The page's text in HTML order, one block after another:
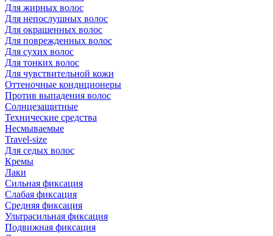
Для жирных волос
Для непослушных волос
Для окрашенных волос
Для поврежденных волос
Для сухих волос
Для тонких волос
Для чувствительной кожи
Оттеночные кондиционеры
Против выпадения волос
Солнцезащитные
Технические средства
Несмываемые
Travel-size
Для седых волос
Кремы
Лаки
Сильная фиксация
Слабая фиксация
Средняя фиксация
Ультрасильная фиксация
Подвижная фиксация